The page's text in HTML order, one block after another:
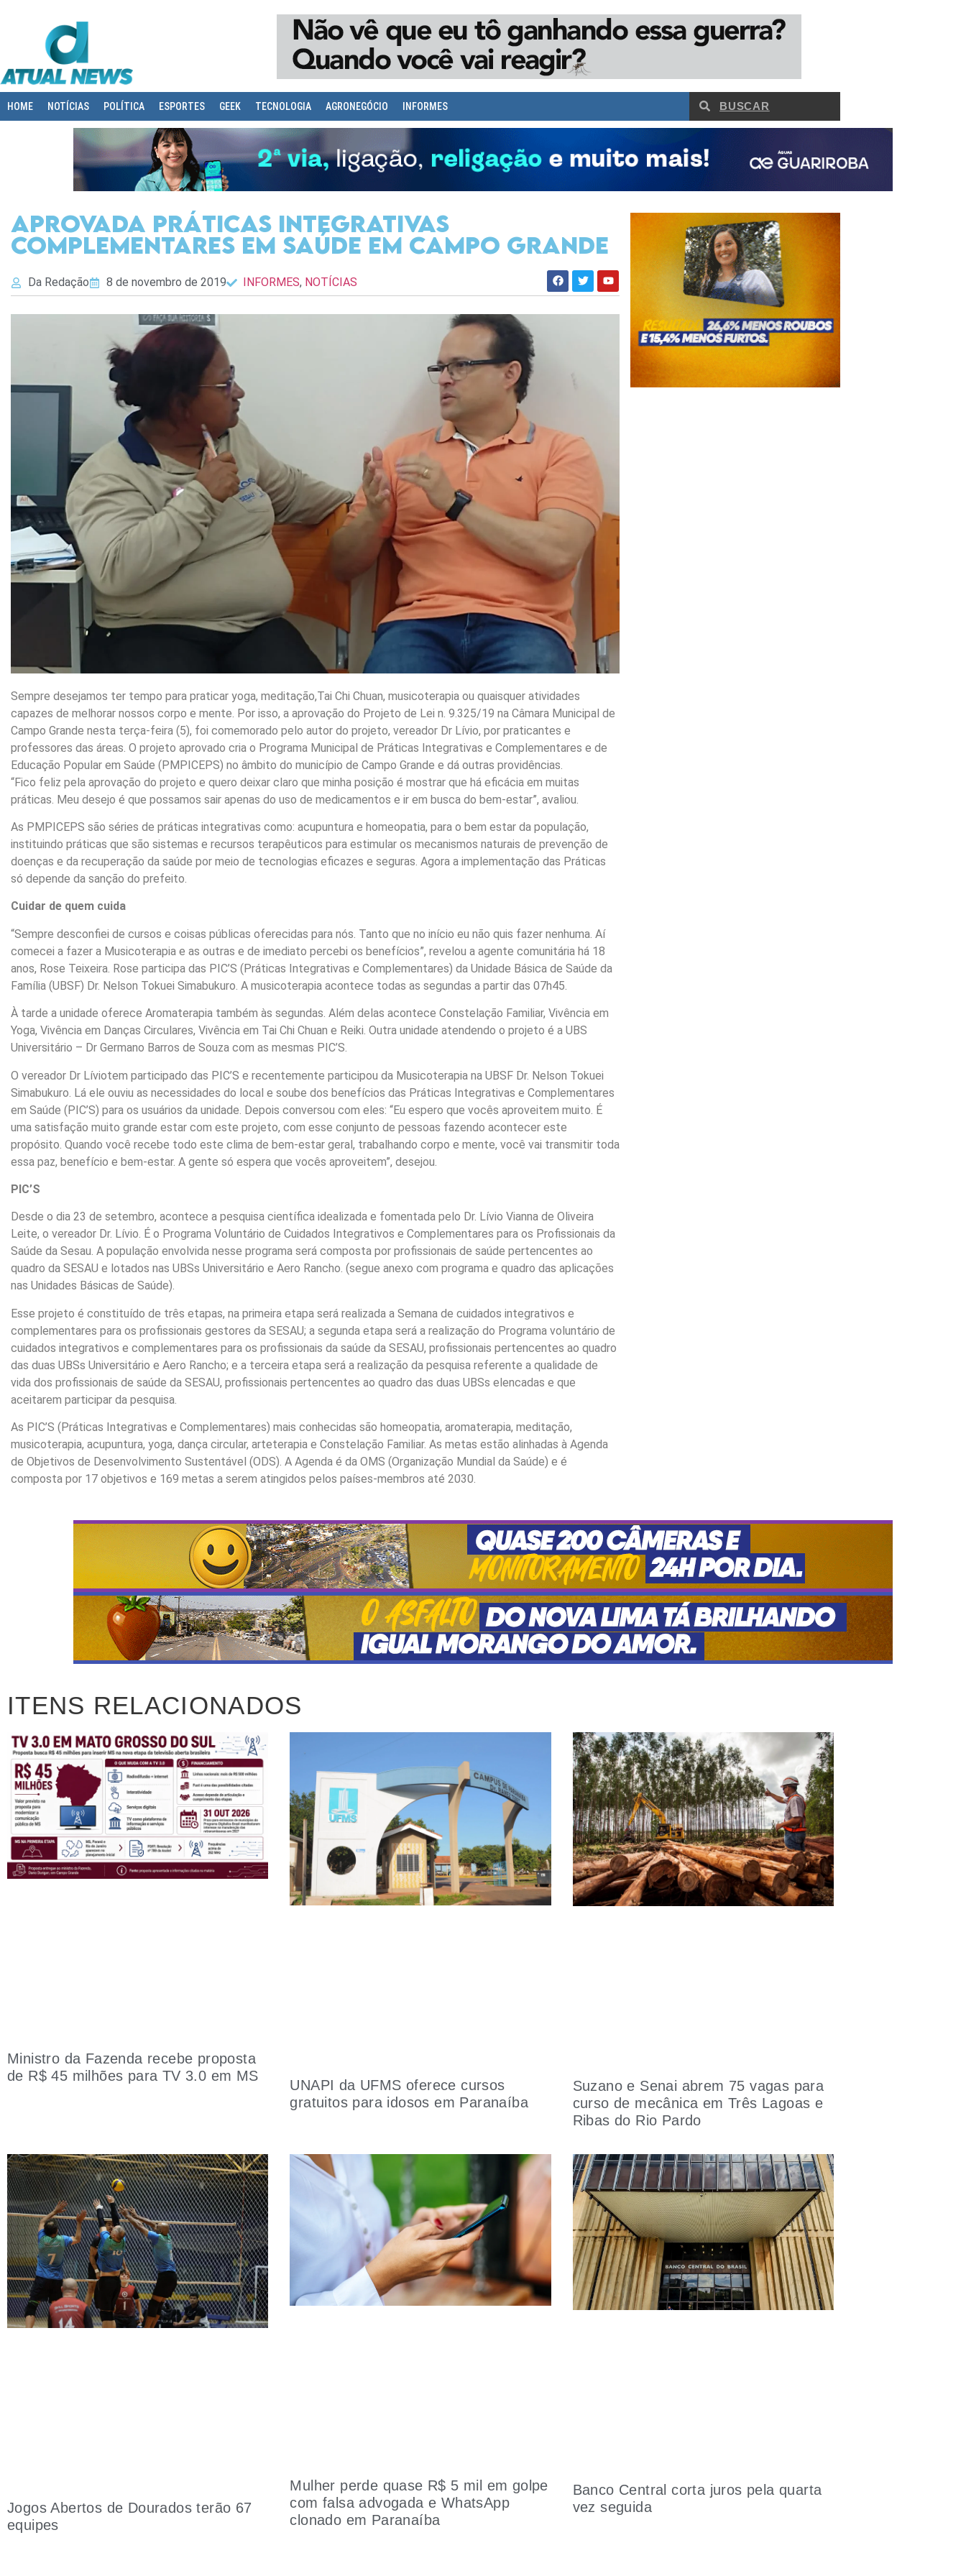
HOME NOTÍCIAS POLÍTICA ESPORTES GEEK TECNOLOGIA AGRONEGÓCIO INFORMES
Aprovada Práticas Integrativas
Complementares em Saúde em Campo Grande
Da Redação 8 de novembro de 2019 INFORMES, NOTÍCIAS
Sempre desejamos ter tempo para praticar yoga, meditação,Tai Chi Chuan, musicoterapia ou quaisquer atividades
capazes de melhorar nossos corpo e mente. Por isso, a aprovação do Projeto de Lei n. 9.325/19 na Câmara Municipal de
Campo Grande nesta terça-feira (5), foi comemorado pelo autor do projeto, vereador Dr Lívio, por praticantes e
professores das áreas. O projeto aprovado cria o Programa Municipal de Práticas Integrativas e Complementares e de
Educação Popular em Saúde (PMPICEPS) no âmbito do município de Campo Grande e dá outras providências.
“Fico feliz pela aprovação do projeto e quero deixar claro que minha posição é mostrar que há eficácia em muitas
práticas. Meu desejo é que possamos sair apenas do uso de medicamentos e ir em busca do bem-estar”, avaliou.
As PMPICEPS são séries de práticas integrativas como: acupuntura e homeopatia, para o bem estar da população,
instituindo práticas que são sistemas e recursos terapêuticos para estimular os mecanismos naturais de prevenção de
doenças e da recuperação da saúde por meio de tecnologias eficazes e seguras. Agora a implementação das Práticas
só depende da sanção do prefeito.
Cuidar de quem cuida
“Sempre desconfiei de cursos e coisas públicas oferecidas para nós. Tanto que no início eu não quis fazer nenhuma. Aí
comecei a fazer a Musicoterapia e as outras e de imediato percebi os benefícios”, revelou a agente comunitária há 18
anos, Rose Teixeira. Rose participa das PIC’S (Práticas Integrativas e Complementares) da Unidade Básica de Saúde da
Família (UBSF) Dr. Nelson Tokuei Simabukuro. A musicoterapia acontece todas as segundas a partir das 07h45.
À tarde a unidade oferece Aromaterapia também às segundas. Além delas acontece Constelação Familiar, Vivência em
Yoga, Vivência em Danças Circulares, Vivência em Tai Chi Chuan e Reiki. Outra unidade atendendo o projeto é a UBS
Universitário – Dr Germano Barros de Souza com as mesmas PIC’S.
O vereador Dr Líviotem participado das PIC’S e recentemente participou da Musicoterapia na UBSF Dr. Nelson Tokuei
Simabukuro. Lá ele ouviu as necessidades do local e soube dos benefícios das Práticas Integrativas e Complementares
em Saúde (PIC’S) para os usuários da unidade. Depois conversou com eles: “Eu espero que vocês aproveitem muito. É
uma satisfação muito grande estar com este projeto, com esse conjunto de pessoas fazendo acontecer este
propósito. Quando você recebe todo este clima de bem-estar geral, trabalhando corpo e mente, você vai transmitir toda
essa paz, benefício e bem-estar. A gente só espera que vocês aproveitem”, desejou.
PIC’S
Desde o dia 23 de setembro, acontece a pesquisa científica idealizada e fomentada pelo Dr. Lívio Vianna de Oliveira
Leite, o vereador Dr. Lívio. É o Programa Voluntário de Cuidados Integrativos e Complementares para os Profissionais da
Saúde da Sesau. A população envolvida nesse programa será composta por profissionais de saúde pertencentes ao
quadro da SESAU e lotados nas UBSs Universitário e Aero Rancho. (segue anexo com programa e quadro das aplicações
nas Unidades Básicas de Saúde).
Esse projeto é constituído de três etapas, na primeira etapa será realizada a Semana de cuidados integrativos e
complementares para os profissionais gestores da SESAU; a segunda etapa será a realização do Programa voluntário de
cuidados integrativos e complementares para os profissionais da saúde da SESAU, profissionais pertencentes ao quadro
das duas UBSs Universitário e Aero Rancho; e a terceira etapa será a realização da pesquisa referente a qualidade de
vida dos profissionais de saúde da SESAU, profissionais pertencentes ao quadro das duas UBSs elencadas e que
aceitarem participar da pesquisa.
As PIC’S (Práticas Integrativas e Complementares) mais conhecidas são homeopatia, aromaterapia, meditação,
musicoterapia, acupuntura, yoga, dança circular, arteterapia e Constelação Familiar. As metas estão alinhadas à Agenda
de Objetivos de Desenvolvimento Sustentável (ODS). A Agenda é da OMS (Organização Mundial da Saúde) e é
composta por 17 objetivos e 169 metas a serem atingidos pelos países-membros até 2030.
ITENS RELACIONADOS
Ministro da Fazenda recebe proposta
de R$ 45 milhões para TV 3.0 em MS
UNAPI da UFMS oferece cursos
gratuitos para idosos em Paranaíba
Suzano e Senai abrem 75 vagas para
curso de mecânica em Três Lagoas e
Ribas do Rio Pardo
Jogos Abertos de Dourados terão 67
equipes
Mulher perde quase R$ 5 mil em golpe
com falsa advogada e WhatsApp
clonado em Paranaíba
Banco Central corta juros pela quarta
vez seguida